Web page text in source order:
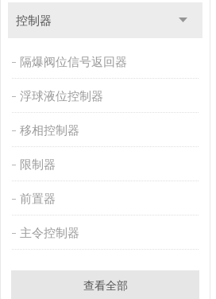
控制器
隔爆阀位信号返回器
浮球液位控制器
移相控制器
限制器
前置器
主令控制器
查看全部